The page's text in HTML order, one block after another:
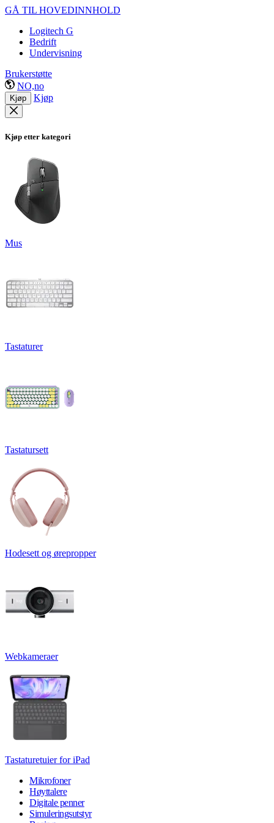
GÅ TIL HOVEDINNHOLD
Logitech G
Bedrift
Undervisning
Brukerstøtte
NO,no
Kjøp Kjøp
Kjøp etter kategori
Mus
Tastaturer
Tastatursett
Hodesett og ørepropper
Webkameraer
Tastaturetuier for iPad
Mikrofoner
Høyttalere
Digitale penner
Simuleringsutstyr